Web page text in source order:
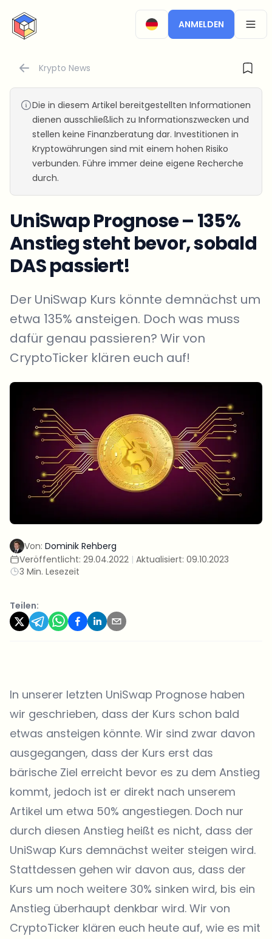
CryptoTicker
ANMELDEN
Krypto News
Die in diesem Artikel bereitgestellten Informationen
dienen ausschließlich zu Informationszwecken und
stellen keine Finanzberatung dar. Investitionen in
Kryptowährungen sind mit einem hohen Risiko
verbunden. Führe immer deine eigene Recherche
durch.
UniSwap Prognose – 135%
Anstieg steht bevor, sobald
DAS passiert!
Der UniSwap Kurs könnte demnächst um
etwa 135% ansteigen. Doch was muss
dafür genau passieren? Wir von
CryptoTicker klären euch auf!
Von: Dominik Rehberg
Veröffentlicht: 29.04.2022 | Aktualisiert: 09.10.2023
3 Min. Lesezeit
Teilen:
In unserer letzten UniSwap Prognose haben
wir geschrieben, dass der Kurs schon bald
etwas ansteigen könnte. Wir sind zwar davon
ausgegangen, dass der Kurs erst das
bärische Ziel erreicht bevor es zu dem Anstieg
kommt, jedoch ist er direkt nach unserem
Artikel um etwa 50% angestiegen. Doch nur
durch diesen Anstieg heißt es nicht, dass der
UniSwap Kurs demnächst weiter steigen wird.
Stattdessen gehen wir davon aus, dass der
Kurs um noch weitere 30% sinken wird, bis ein
Anstieg überhaupt denkbar wird. Wir von
CryptoTicker klären euch heute auf, wie es mit